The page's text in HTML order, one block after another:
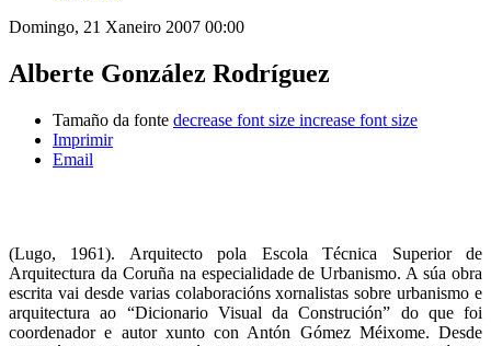
Domingo, 21 Xaneiro 2007 00:00
Alberte González Rodríguez
Tamaño da fonte decrease font size increase font size
Imprimir
Email
(Lugo, 1961). Arquitecto pola Escola Técnica Superior de
Arquitectura da Coruña na especialidade de Urbanismo. A súa obra
escrita vai desde varias colaboracións xornalistas sobre urbanismo e
arquitectura ao “Dicionario Visual da Construción” do que foi
coordenador e autor xunto con Antón Gómez Méixome. Desde